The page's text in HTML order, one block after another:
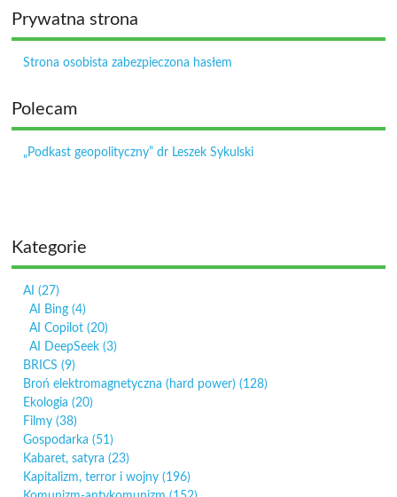
Prywatna strona
Strona osobista zabezpieczona hasłem
Polecam
„Podkast geopolityczny” dr Leszek Sykulski
Kategorie
AI (27)
AI Bing (4)
AI Copilot (20)
AI DeepSeek (3)
BRICS (9)
Broń elektromagnetyczna (hard power) (128)
Ekologia (20)
Filmy (38)
Gospodarka (51)
Kabaret, satyra (23)
Kapitalizm, terror i wojny (196)